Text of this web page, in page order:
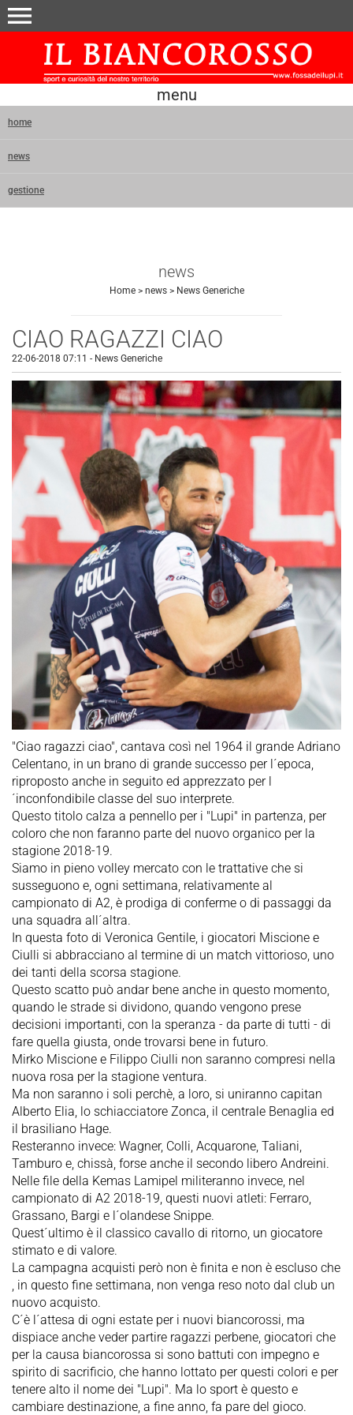
menu
menu
home
news
gestione
news
Home> news> News Generiche
CIAO RAGAZZI CIAO
22-06-2018 07:11 - News Generiche
"Ciao ragazzi ciao", cantava così nel 1964 il grande Adriano
Celentano, in un brano di grande successo per l´epoca,
riproposto anche in seguito ed apprezzato per l
´inconfondibile classe del suo interprete.
Questo titolo calza a pennello per i "Lupi" in partenza, per
coloro che non faranno parte del nuovo organico per la
stagione 2018-19.
Siamo in pieno volley mercato con le trattative che si
susseguono e, ogni settimana, relativamente al
campionato di A2, è prodiga di conferme o di passaggi da
una squadra all´altra.
In questa foto di Veronica Gentile, i giocatori Miscione e
Ciulli si abbracciano al termine di un match vittorioso, uno
dei tanti della scorsa stagione.
Questo scatto può andar bene anche in questo momento,
quando le strade si dividono, quando vengono prese
decisioni importanti, con la speranza - da parte di tutti - di
fare quella giusta, onde trovarsi bene in futuro.
Mirko Miscione e Filippo Ciulli non saranno compresi nella
nuova rosa per la stagione ventura.
Ma non saranno i soli perchè, a loro, si uniranno capitan
Alberto Elia, lo schiacciatore Zonca, il centrale Benaglia ed
il brasiliano Hage.
Resteranno invece: Wagner, Colli, Acquarone, Taliani,
Tamburo e, chissà, forse anche il secondo libero Andreini.
Nelle file della Kemas Lamipel militeranno invece, nel
campionato di A2 2018-19, questi nuovi atleti: Ferraro,
Grassano, Bargi e l´olandese Snippe.
Quest´ultimo è il classico cavallo di ritorno, un giocatore
stimato e di valore.
La campagna acquisti però non è finita e non è escluso che
, in questo fine settimana, non venga reso noto dal club un
nuovo acquisto.
C´è l´attesa di ogni estate per i nuovi biancorossi, ma
dispiace anche veder partire ragazzi perbene, giocatori che
per la causa biancorossa si sono battuti con impegno e
spirito di sacrificio, che hanno lottato per questi colori e per
tenere alto il nome dei "Lupi". Ma lo sport è questo e
cambiare destinazione, a fine anno, fa pare del gioco.